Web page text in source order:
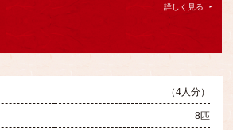
詳しく見る
（4人分）
8匹